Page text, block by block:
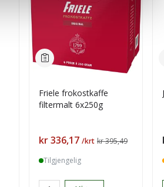
Friele frokostkaffe
filtermalt 6x250g
Pris
kr 336,17 /krt kr 395,49
Tilgjengelig